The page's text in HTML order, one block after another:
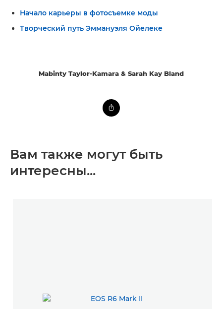
Начало карьеры в фотосъемке моды
Творческий путь Эммануэля Ойелеке
Mabinty Taylor-Kamara & Sarah Kay Bland
Вам также могут быть
интересны...